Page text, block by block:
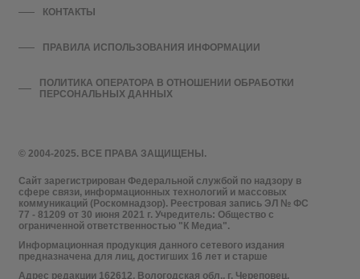
© 2004-2025. ВСЕ ПРАВА ЗАЩИЩЕНЫ.
Сайт зарегистрирован Федеральной службой по надзору в
сфере связи, информационных технологий и массовых
коммуникаций (Роскомнадзор). Реестровая запись ЭЛ № ФС
77 - 81209 от 30 июня 2021 г. Учредитель: Общество с
ограниченной ответственностью "К Медиа".
Информационная продукция данного сетевого издания
предназначена для лиц, достигших 16 лет и старше
Адрес редакции 162612, Вологодская обл., г. Череповец,
КОНТАКТЫ
ПРАВИЛА ИСПОЛЬЗОВАНИЯ ИНФОРМАЦИИ
ПОЛИТИКА ОПЕРАТОРА В ОТНОШЕНИИ ОБРАБОТКИ
ПЕРСОНАЛЬНЫХ ДАННЫХ